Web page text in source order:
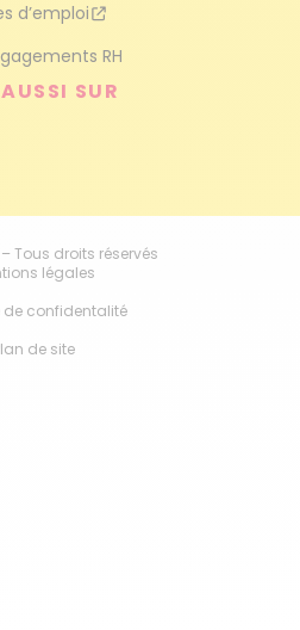
d’emploi
RH
SUR
Tous droits réservés
légales
de confidentalité
de site